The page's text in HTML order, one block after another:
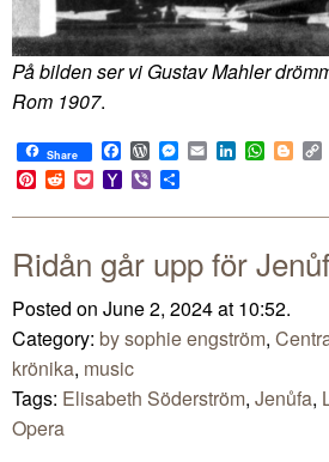
På bilden ser vi Gustav Mahler
Rom 1907.
Share Facebook
WordPress
Messenger
EmailLinkedIn
Pinterest
RedditPocketYahoo
Mail
Viber
Ridån går upp för
Posted on June 2, 2024 at 10:52.
Category: by sophie engström,
krönika, music
Tags: Elisabeth Söderström, Jenůfa,
Opera